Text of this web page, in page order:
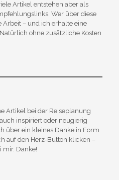
Artikel entstehen aber als
Wer über diese
– und ich erhalte eine
ohne zusätzliche Kosten
Artikel bei der Reiseplanung
inspiriert oder neugierig
über ein kleines Danke in Form
auf den Herz-Button klicken –
mir. Danke!